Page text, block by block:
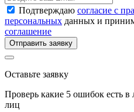
Подтверждаю согласие с
персональных данных и
соглашение
Отправить заявку
Оставьте заявку
Проверь какие 5 ошибок есть
лиц